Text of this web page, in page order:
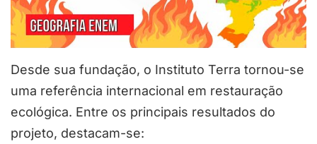
Desde sua fundação, o Instituto Terra tornou-se
uma referência internacional em restauração
ecológica. Entre os principais resultados do
projeto, destacam-se: